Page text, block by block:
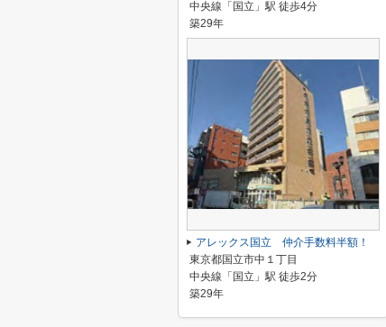
中央線「国立」駅 徒歩4分
築29年
アレックス国立 仲介手数料半額！
東京都国立市中１丁目
中央線「国立」駅 徒歩2分
築29年